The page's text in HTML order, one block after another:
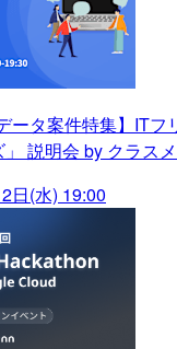
ータ案件特集】ITフ
」 説明会 by クラス
日(水) 19:00